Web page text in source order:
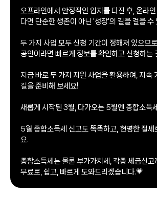
오프라인에서 안정적인 입지를 다진 후, 온라
다면 단순한 생존이 아닌 '성장'의 길을 걸을 수
두 가지 사업 모두 신청 기간이 정해져 있으므
공인이라면 빠르게 정보를 확인하고 신청하는
지금 바로 두 가지 지원 사업을 활용하여, 지속
길을 준비해 보세요!
새롭게 시작된 3월, 다가오는 5월엔 종합소득
5월 종합소득세 신고도 똑똑하고, 현명한 절세
요.
종합소득세는 물론 부가가치세, 각종 세금신고
무료로, 쉽고, 빠르게 도와드리겠습니다.💗